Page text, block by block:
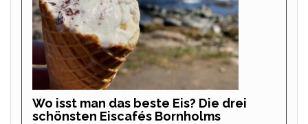
Wo isst man das beste Eis? Die drei
schönsten Eiscafés Bornholms